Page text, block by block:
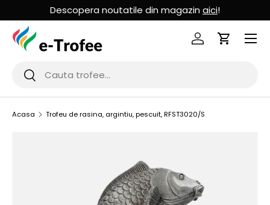
MERGI LA CONTINUT
Descopera noutatile din magazin aici!
Cauta
Cauta
Logheaza-te
Cos de
Acasa Trofeu de rasina, argintiu, pescuit, RFST3020/S